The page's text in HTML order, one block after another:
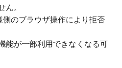
ん。
側のブラウザ操作により拒否
能が一部利用できなくなる可